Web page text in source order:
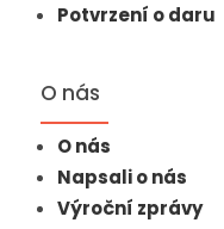
Potvrzení o daru
O nás
O nás
Napsali o nás
Výroční zprávy